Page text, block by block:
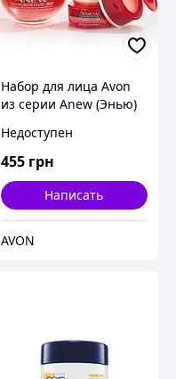
Набор для лица Avon
из серии Anew (Энью)
возраста 35+, Avon,
Эйвон, Ейвон,
Недоступен
455 грн
Написать
AVON